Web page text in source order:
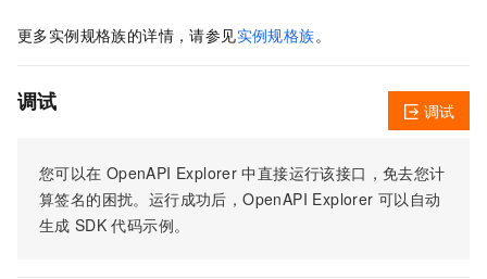
更多实例规格族的详情，请参见实例规格族。
调试
您可以在 OpenAPI Explorer 中直接运行该接口，免去您计
算签名的困扰。运行成功后，OpenAPI Explorer 可以自动
生成 SDK 代码示例。
调试